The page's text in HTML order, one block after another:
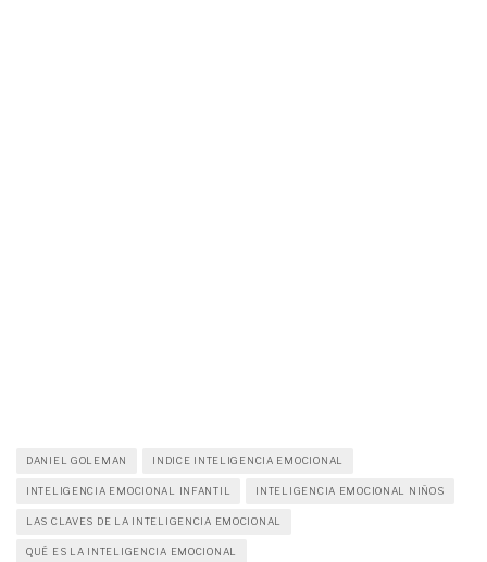
DANIEL GOLEMAN INDICE INTELIGENCIA EMOCIONAL
INTELIGENCIA EMOCIONAL INFANTIL INTELIGENCIA EMOCIONAL NIÑOS
LAS CLAVES DE LA INTELIGENCIA EMOCIONAL
QUÉ ES LA INTELIGENCIA EMOCIONAL